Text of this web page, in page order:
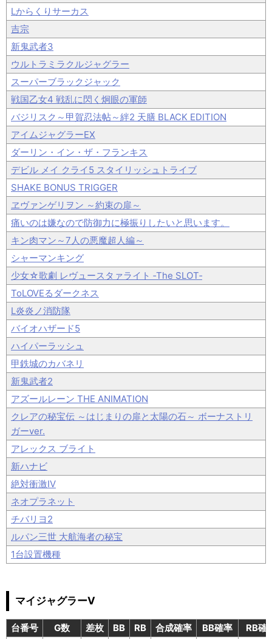
Lからくりサーカス
吉宗
新鬼武者3
ウルトラミラクルジャグラー
スーパーブラックジャック
戦国乙女4 戦乱に閃く炯眼の軍師
バジリスク～甲賀忍法帖～絆2 天膳 BLACK EDITION
アイムジャグラーEX
ダーリン・イン・ザ・フランキス
デビル メイ クライ5 スタイリッシュトライブ
SHAKE BONUS TRIGGER
ヱヴァンゲリヲン ～約束の扉～
痛いのは嫌なので防御力に極振りしたいと思います。
キン肉マン～7人の悪魔超人編～
シャーマンキング
少女☆歌劇 レヴュースタァライト ‐The SLOT‐
ToLOVEるダークネス
L炎炎ノ消防隊
バイオハザード5
ハイパーラッシュ
甲鉄城のカバネリ
新鬼武者2
アズールレーン THE ANIMATION
クレアの秘宝伝 ～はじまりの扉と太陽の石～ ボーナストリ
ガーver.
アレックス ブライト
新ハナビ
絶対衝激IV
ネオプラネット
チバリヨ2
ルパン三世 大航海者の秘宝
1台設置機種
マイジャグラーV
台番号 G数 差枚 BB RB 合成確率 BB確率
RB確